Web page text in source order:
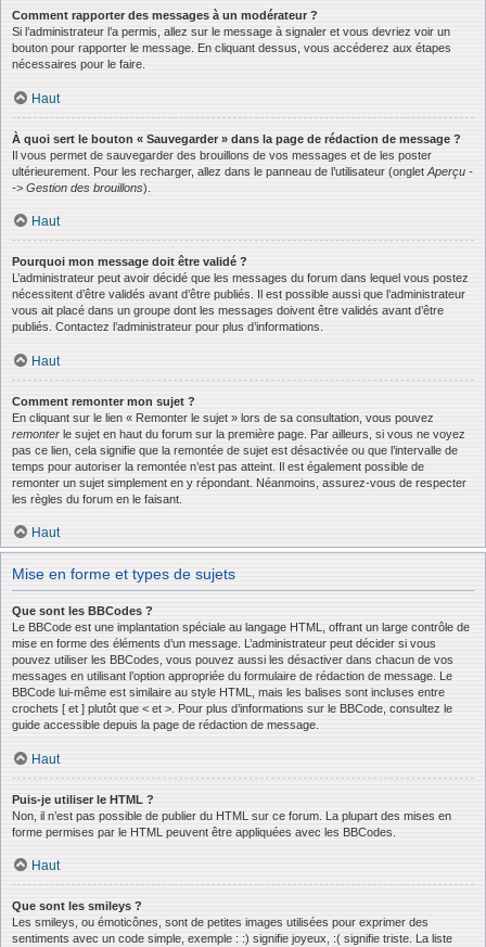
Comment rapporter des messages à un modérateur ?
Si l’administrateur l’a permis, allez sur le message à signaler et vous devriez voir un
bouton pour rapporter le message. En cliquant dessus, vous accéderez aux étapes
nécessaires pour le faire.
Haut
À quoi sert le bouton « Sauvegarder » dans la page de rédaction de message ?
Il vous permet de sauvegarder des brouillons de vos messages et de les poster
ultérieurement. Pour les recharger, allez dans le panneau de l’utilisateur (onglet Aperçu -
-> Gestion des brouillons).
Haut
Pourquoi mon message doit être validé ?
L’administrateur peut avoir décidé que les messages du forum dans lequel vous postez
nécessitent d’être validés avant d’être publiés. Il est possible aussi que l’administrateur
vous ait placé dans un groupe dont les messages doivent être validés avant d’être
publiés. Contactez l’administrateur pour plus d’informations.
Haut
Comment remonter mon sujet ?
En cliquant sur le lien « Remonter le sujet » lors de sa consultation, vous pouvez
remonter le sujet en haut du forum sur la première page. Par ailleurs, si vous ne voyez
pas ce lien, cela signifie que la remontée de sujet est désactivée ou que l’intervalle de
temps pour autoriser la remontée n’est pas atteint. Il est également possible de
remonter un sujet simplement en y répondant. Néanmoins, assurez-vous de respecter
les règles du forum en le faisant.
Haut
Mise en forme et types de sujets
Que sont les BBCodes ?
Le BBCode est une implantation spéciale au langage HTML, offrant un large contrôle de
mise en forme des éléments d’un message. L’administrateur peut décider si vous
pouvez utiliser les BBCodes, vous pouvez aussi les désactiver dans chacun de vos
messages en utilisant l’option appropriée du formulaire de rédaction de message. Le
BBCode lui-même est similaire au style HTML, mais les balises sont incluses entre
crochets [ et ] plutôt que < et >. Pour plus d’informations sur le BBCode, consultez le
guide accessible depuis la page de rédaction de message.
Haut
Puis-je utiliser le HTML ?
Non, il n’est pas possible de publier du HTML sur ce forum. La plupart des mises en
forme permises par le HTML peuvent être appliquées avec les BBCodes.
Haut
Que sont les smileys ?
Les smileys, ou émoticônes, sont de petites images utilisées pour exprimer des
sentiments avec un code simple, exemple : :) signifie joyeux, :( signifie triste. La liste